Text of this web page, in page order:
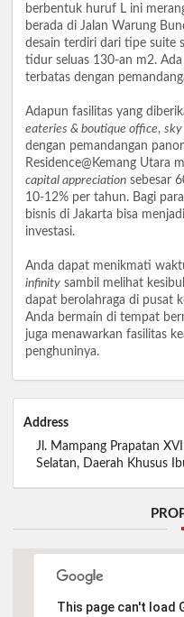
berbentuk huruf L ini
berada di Jalan Warung
desain terdiri dari tipe suite
tidur seluas 130-an m2.
terbatas dengan
Adapun fasilitas yang
eateries & boutique office, sky
dengan pemandangan
Residence@Kemang Utara
capital appreciation sebesar
10-12% per tahun. Bagi
bisnis di Jakarta bisa
investasi.
Anda dapat menikmati
infinity sambil melihat
dapat berolahraga di pusat
Anda bermain di tempat
juga menawarkan fasilitas
penghuninya.
Address
Jl. Mampang Prapatan
Selatan, Daerah Khusus
This page can't load